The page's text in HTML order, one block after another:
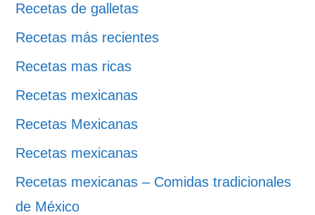
Recetas de galletas
Recetas más recientes
Recetas mas ricas
Recetas mexicanas
Recetas Mexicanas
Recetas mexicanas
Recetas mexicanas – Comidas tradicionales
de México